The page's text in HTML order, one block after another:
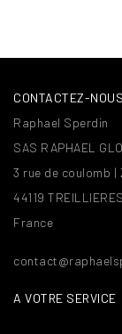
CONTACTEZ-NOUS
Raphael Sperdin
SAS RAPHAEL
3 rue de coulomb |
44119 TREILLIERES
France
A VOTRE SERVICE